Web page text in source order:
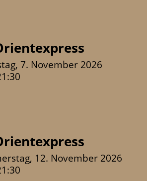
7. November 2026
12. November 2026